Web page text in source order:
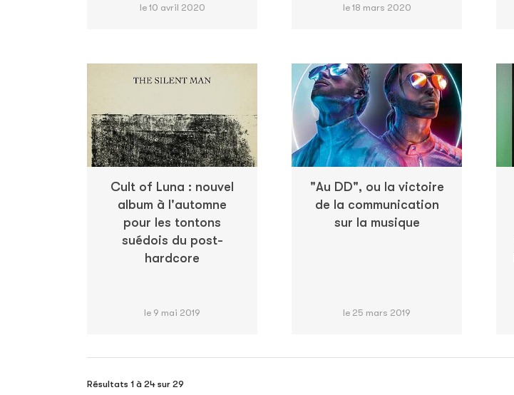
le 10 avril 2020 le 18 mars 2020
Cult of Luna : nouvel
album à l'automne
pour les tontons
suédois du post-
hardcore
le 9 mai 2019
"Au DD", ou la victoire
de la communication
sur la musique
le 25 mars 2019
Résultats 1 à 24 sur 29